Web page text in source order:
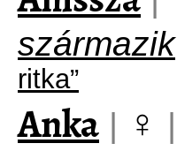
származik
ritka”
Anka | ♀ |